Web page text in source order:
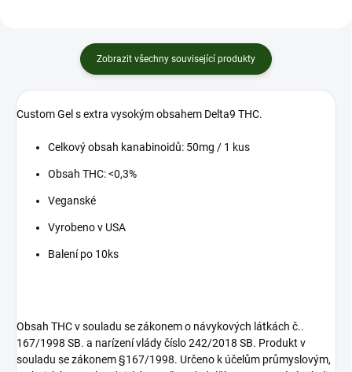
Zobrazit všechny související produkty
Custom Gel s extra vysokým obsahem Delta9 THC.
Celkový obsah kanabinoidů: 50mg / 1 kus
Obsah THC: <0,3%
Veganské
Vyrobeno v USA
Balení po 10ks
Obsah THC v souladu se zákonem o návykových látkách č..
167/1998 SB. a narízení vlády číslo 242/2018 SB. Produkt v
souladu se zákonem §167/1998. Určeno k účelům průmyslovým,